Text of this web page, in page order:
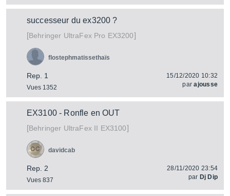
successeur du ex3200 ?
[Behringer UltraFex Pro EX3200]
Rep. 1
Vues 1352
flostephmatissethaïs
15/12/2020 10:32
parajousse
EX3100 - Ronfle en OUT
[Behringer UltraFex II EX3100]
Rep. 2
Vues 837
davidcab
28/11/2020 23:54
par Dj Dip